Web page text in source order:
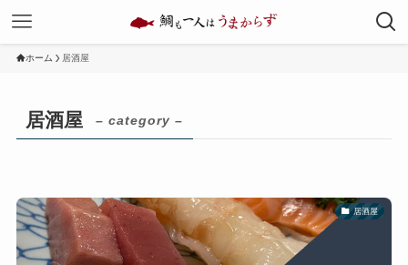
ホーム 居酒屋
居酒屋 – category –
居酒屋